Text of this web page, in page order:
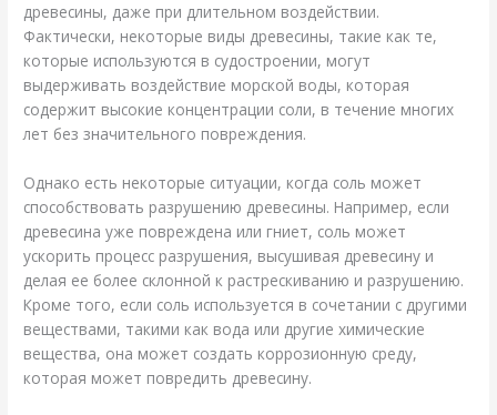
древесины, даже при длительном воздействии.
Фактически, некоторые виды древесины, такие как те,
которые используются в судостроении, могут
выдерживать воздействие морской воды, которая
содержит высокие концентрации соли, в течение многих
лет без значительного повреждения.
Однако есть некоторые ситуации, когда соль может
способствовать разрушению древесины. Например, если
древесина уже повреждена или гниет, соль может
ускорить процесс разрушения, высушивая древесину и
делая ее более склонной к растрескиванию и разрушению.
Кроме того, если соль используется в сочетании с другими
веществами, такими как вода или другие химические
вещества, она может создать коррозионную среду,
которая может повредить древесину.